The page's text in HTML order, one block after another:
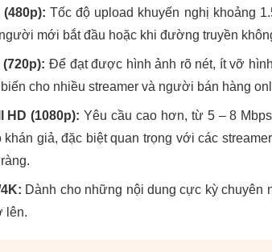
Tốc độ upload khuyến nghị khoảng
mới bắt đầu hoặc khi đường truyền
Để đạt được hình ảnh rõ nét, ít vỡ
cho nhiều streamer và người bán hàng
(1080p): Yêu cầu cao hơn, từ 5 – 8
khán giả, đặc biệt quan trọng với các
Dành cho những nội dung cực kỳ chuyên
lên.